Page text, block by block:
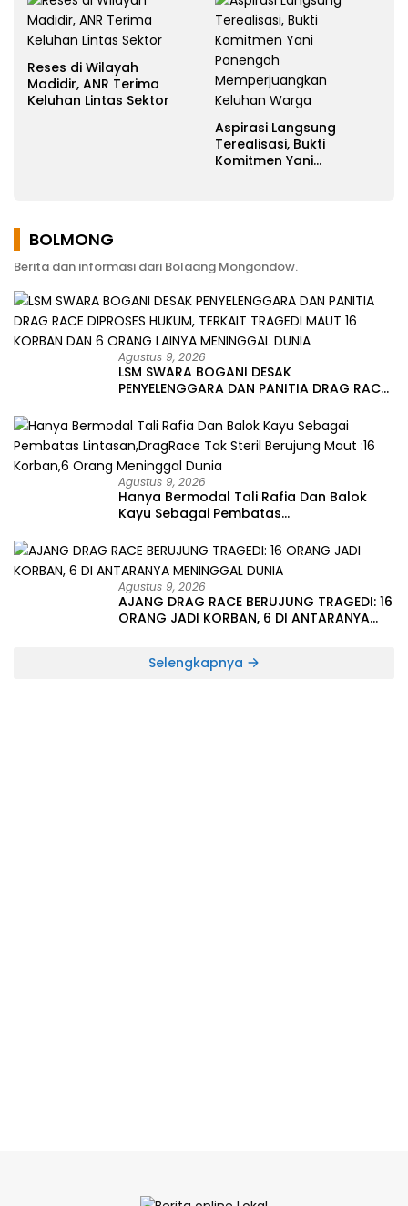
Reses di Wilayah
Madidir, ANR Terima
Keluhan Lintas Sektor
Aspirasi Langsung
Terealisasi, Bukti
Komitmen Yani
BOLMONG
Berita dan informasi dari Bolaang Mongondow.
Agustus 9, 2026
LSM SWARA BOGANI DESAK
PENYELENGGARA DAN PANITIA DRAG RACE
16 KORBAN DAN 6 ORANG LAINYA
MENINGGAL DUNIA
Agustus 9, 2026
Hanya Bermodal Tali Rafia Dan Balok
Kayu Sebagai Pembatas
Maut :16 Korban,6 Orang Meninggal
Dunia
Agustus 9, 2026
AJANG DRAG RACE BERUJUNG TRAGEDI: 16
ORANG JADI KORBAN, 6 DI ANTARANYA
Selengkapnya